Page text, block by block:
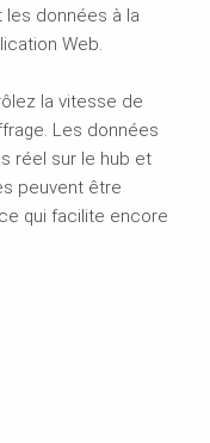
les données à la
Web.
la vitesse de
Les données
réel sur le hub et
peuvent être
qui facilite encore